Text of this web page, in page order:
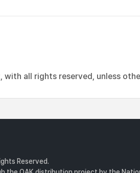
all rights reserved, unless
Reserved.